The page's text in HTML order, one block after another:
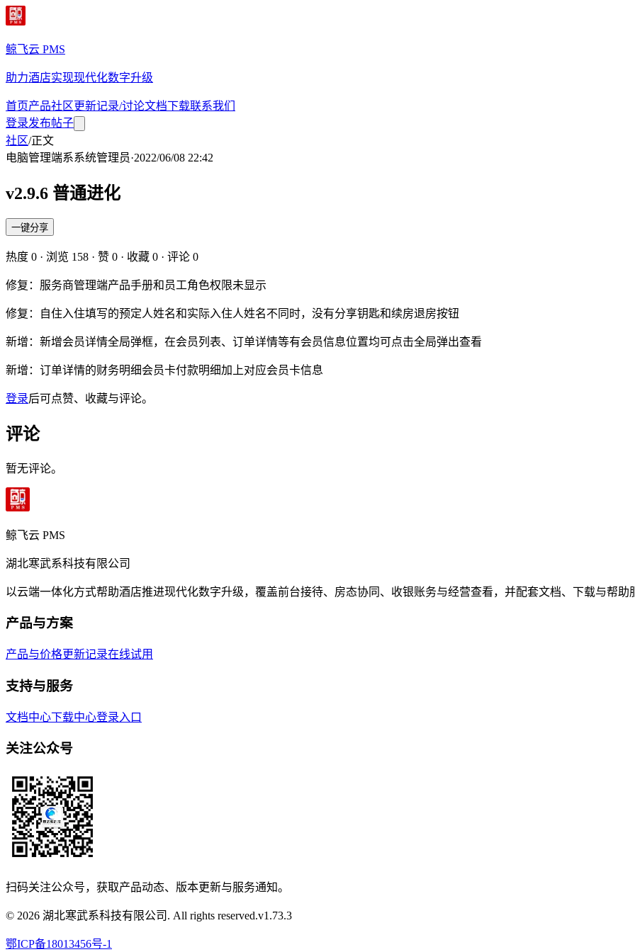
鲸飞云 PMS
助力酒店实现现代化数字升级
首页产品社区更新记录/讨论文档下载联系我们
登录发布帖子
社区/正文
电脑管理端系系统管理员·2022/06/08 22:42
v2.9.6 普通进化
一键分享
热度 0 · 浏览 158 · 赞 0 · 收藏 0 · 评论 0
修复：服务商管理端产品手册和员工角色权限未显示
修复：自住入住填写的预定人姓名和实际入住人姓名不同时，没有分享钥匙和续房退房按钮
新增：新增会员详情全局弹框，在会员列表、订单详情等有会员信息位置均可点击全局弹出查看
新增：订单详情的财务明细会员卡付款明细加上对应会员卡信息
登录后可点赞、收藏与评论。
评论
暂无评论。
鲸飞云 PMS
湖北寒武系科技有限公司
以云端一体化方式帮助酒店推进现代化数字升级，覆盖前台接待、房态协同、收银账务与经营查看，并配套文档、下载与帮助
产品与方案
产品与价格更新记录在线试用
支持与服务
文档中心下载中心登录入口
关注公众号
扫码关注公众号，获取产品动态、版本更新与服务通知。
© 2026 湖北寒武系科技有限公司. All rights reserved.v1.73.3
鄂ICP备18013456号-1